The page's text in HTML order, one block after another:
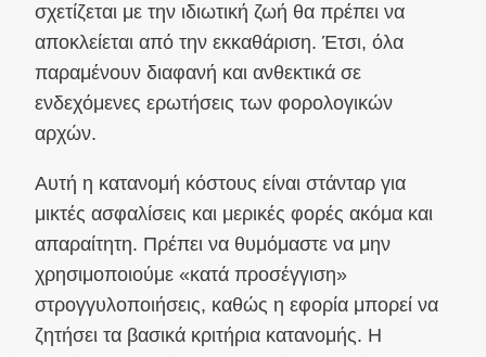
σχετίζεται με την ιδιωτική ζωή θα πρέπει να
αποκλείεται από την εκκαθάριση. Έτσι, όλα
παραμένουν διαφανή και ανθεκτικά σε
ενδεχόμενες ερωτήσεις των φορολογικών
αρχών.
Αυτή η κατανομή κόστους είναι στάνταρ για
μικτές ασφαλίσεις και μερικές φορές ακόμα και
απαραίτητη. Πρέπει να θυμόμαστε να μην
χρησιμοποιούμε «κατά προσέγγιση»
στρογγυλοποιήσεις, καθώς η εφορία μπορεί να
ζητήσει τα βασικά κριτήρια κατανομής. Η